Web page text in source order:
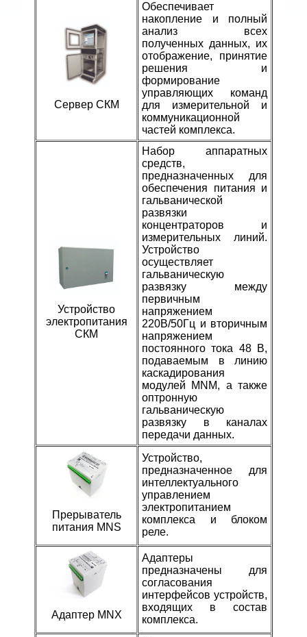
Сервер СКМ
Обеспечивает
накопление и полный
анализ всех
полученных данных, их
отображение, принятие
решения и
формирование
управляющих команд
для измерительной и
коммуникационной
частей комплекса.
Устройство
электропитания
СКМ
Набор аппаратных
средств,
предназначенных для
обеспечения питания и
гальванической
развязки
концентраторов и
измерительных линий.
Устройство
осуществляет
гальваническую
развязку между
первичным
напряжением
220В/50Гц и вторичным
напряжением
постоянного тока 48 В,
подаваемым в линию
каскадирования
модулей MNM, а также
оптронную
гальваническую
развязку в каналах
передачи данных.
Прерыватель
питания MNS
Устройство,
предназначенное для
интеллектуального
управлением
электропитанием
комплекса и блоком
реле.
Адаптер MNX
Адаптеры
предназначены для
согласования
интерфейсов устройств,
входящих в состав
комплекса.